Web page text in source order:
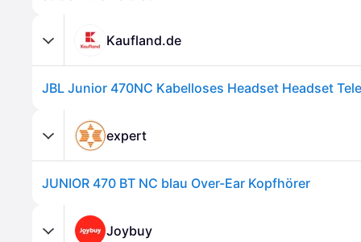
Kaufland.de
expert
JUNIOR 470 BT NC blau Over-Ear Kopfhörer
Joybuy